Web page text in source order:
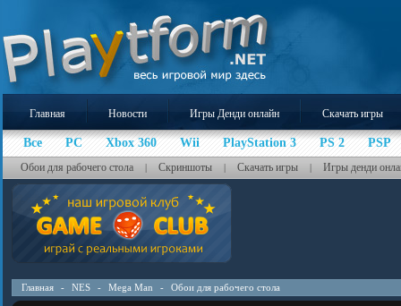
Главная Новости Игры Денди онлайн Скачать игры
Все PC Xbox 360 Wii PlayStation 3 PS 2 PSP
Обои для рабочего стола | Скриншоты | Скачать игры | Игры денди
Главная - NES - Mega Man - Обои для рабочего стола